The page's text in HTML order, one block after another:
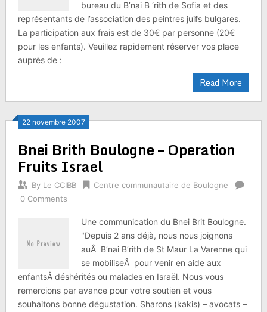
bureau du B’nai B ‘rith de Sofia et des
représentants de l’association des peintres juifs bulgares.
La participation aux frais est de 30€ par personne (20€
pour les enfants). Veuillez rapidement réserver vos place
auprès de :
Read More
22 novembre 2007
Bnei Brith Boulogne – Operation
Fruits Israel
By Le CCIBB
Centre communautaire de Boulogne
0 Comments
Une communication du Bnei Brit Boulogne.
"Depuis 2 ans déjà, nous nous joignons
auÂ B’nai B’rith de St Maur La Varenne qui
se mobiliseÂ pour venir en aide aux
enfantsÂ déshérités ou malades en Israël. Nous vous
remercions par avance pour votre soutien et vous
souhaitons bonne dégustation. Sharons (kakis) – avocats –